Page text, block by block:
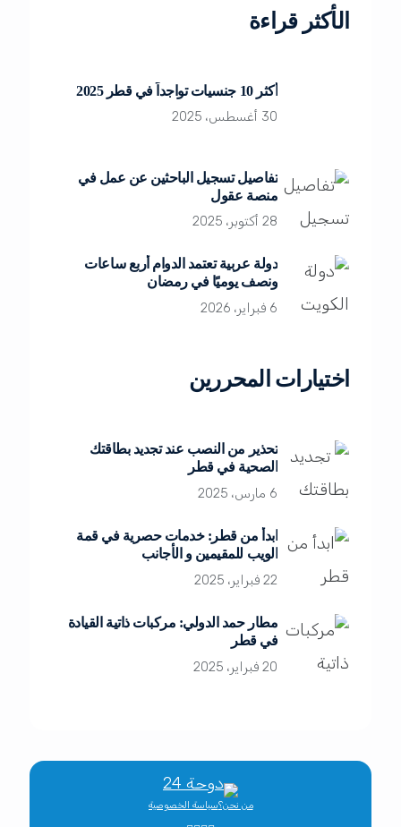
الأكثر قراءة
أكثر 10 جنسيات تواجداً في قطر 2025
30 أغسطس، 2025
تفاصيل تسجيل الباحثين عن عمل في
منصة عقول
28 أكتوبر، 2025
دولة عربية تعتمد الدوام أربع ساعات
ونصف يوميًا في رمضان
6 فبراير، 2026
اختيارات المحررين
تحذير من النصب عند تجديد بطاقتك
الصحية في قطر
6 مارس، 2025
ابدأ من قطر: خدمات حصرية في قمة
الويب للمقيمين و الأجانب
22 فبراير، 2025
مطار حمد الدولي: مركبات ذاتية القيادة
في قطر
20 فبراير، 2025
من نحن؟سياسة الخصوصية